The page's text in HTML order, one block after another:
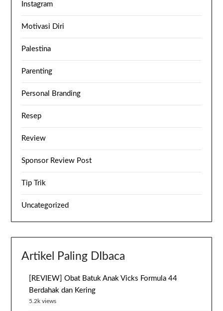
Instagram
Motivasi Diri
Palestina
Parenting
Personal Branding
Resep
Review
Sponsor Review Post
Tip Trik
Uncategorized
Artikel Paling DIbaca
[REVIEW] Obat Batuk Anak Vicks Formula 44
Berdahak dan Kering
5.2k views